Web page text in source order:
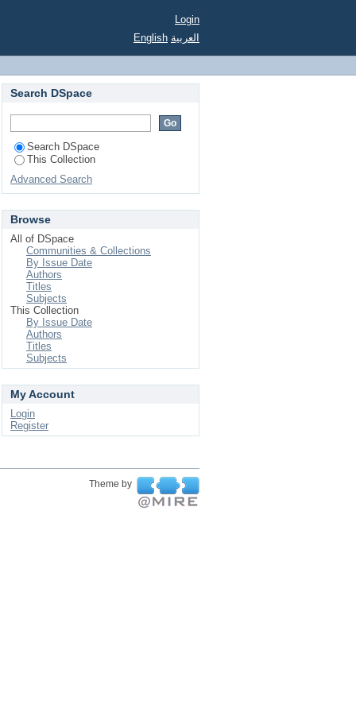
Login
English العربية
Search DSpace
Search DSpace
This Collection
Advanced Search
Browse
All of DSpace
Communities & Collections
By Issue Date
Authors
Titles
Subjects
This Collection
By Issue Date
Authors
Titles
Subjects
My Account
Login
Register
Theme by